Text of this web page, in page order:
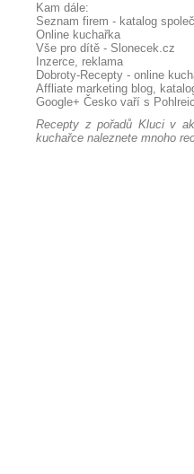
Kam dále:
Seznam firem - katalog
Online kuchařka
Vše pro dítě - Slonecek.cz
Inzerce, reklama
Dobroty-Recepty - online
Affliate marketing blog,
Google+ Česko vaří s
Recepty z pořadů Kluci v
kuchařce naleznete mnoho